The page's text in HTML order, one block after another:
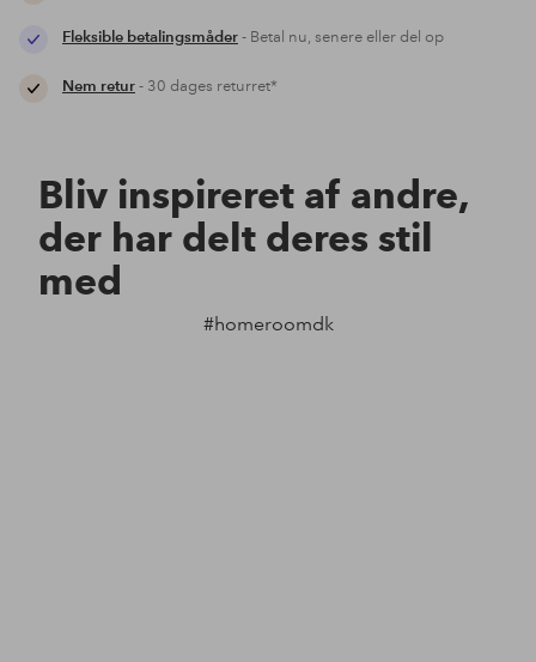
Fleksible betalingsmåder- Betal nu, senere eller del op
Nem retur- 30 dages returret*
Bliv inspireret af andre,
der har delt deres stil
med
#homeroomdk